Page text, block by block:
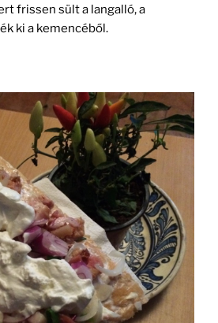
frissen sült a langalló, a
ki a kemencéből.